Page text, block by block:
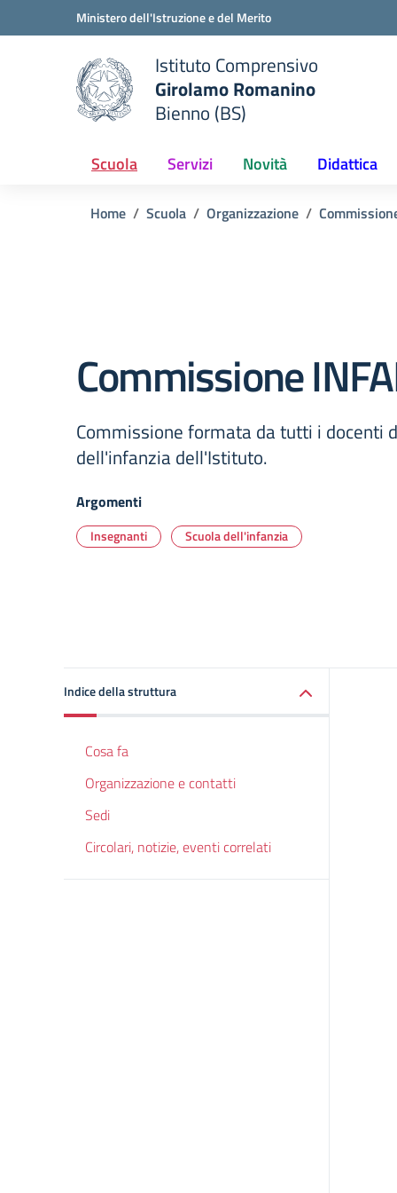
Vai ai contenuti
Vai al menu di navigazioneMinistero dell'Istruzione e del Merito
scuola
Istituto Comprensivo
Girolamo Romanino
Bienno (BS)
Scuola Servizi Novità Didattica
Home Scuola Organizzazione
Commissione
Commissione formata da tutti i docenti
dell'infanzia dell'Istituto.
Argomenti
Insegnanti Scuola dell'infanzia
Indice della struttura
Cosa fa
Organizzazione e contatti
Sedi
Circolari, notizie, eventi correlati